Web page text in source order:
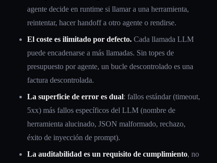
agente decide en runtime si llamar a una herramienta,
reintentar, hacer handoff a otro agente o rendirse.
El coste es ilimitado por defecto. Cada llamada LLM
puede encadenarse a más llamadas. Sin topes de
presupuesto por agente, un bucle descontrolado es una
factura descontrolada.
La superficie de error es dual: fallos estándar (timeout,
5xx) más fallos específicos del LLM (nombre de
herramienta alucinado, JSON malformado, rechazo,
éxito de inyección de prompt).
La auditabilidad es un requisito de cumplimiento, no